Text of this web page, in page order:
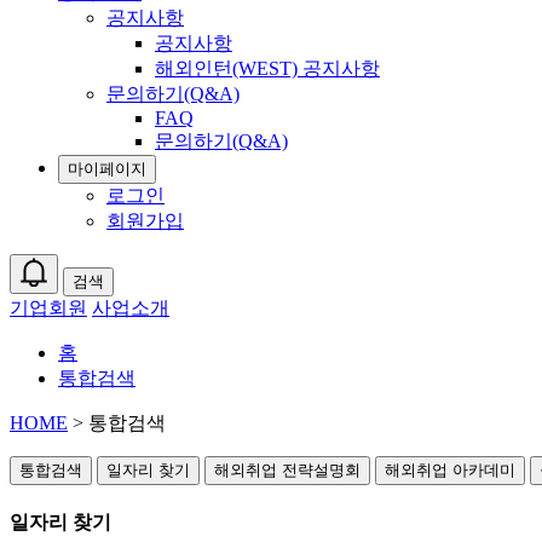
공지사항
공지사항
해외인턴(WEST) 공지사항
문의하기(Q&A)
FAQ
문의하기(Q&A)
마이페이지
로그인
회원가입
검색
기업회원 사업소개
홈
통합검색
HOME > 통합검색
통합검색 일자리 찾기 해외취업 전략설명회 해외취업 아카데미
일자리 찾기